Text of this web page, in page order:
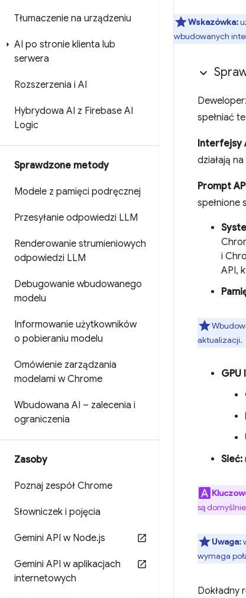
Tłumaczenie na urządzeniu
AI po stronie klienta lub
serwera
Rozszerzenia i AI
Hybrydowa AI z Firebase AI
Logic
Sprawdzone metody
Modele z pamięci podręcznej
Przesyłanie odpowiedzi LLM
Renderowanie strumieniowych
odpowiedzi LLM
Debugowanie wbudowanego
modelu
Informowanie użytkowników
o pobieraniu modelu
Omówienie zarządzania
modelami w Chrome
Wbudowana AI – zalecenia i
ograniczenia
Zasoby
Poznaj zespół Chrome
Słowniczek i pojęcia
Gemini API w Node.js
Gemini API w aplikacjach
internetowych
Wskazówka:
wbudowanych
spełniać
Interfejsy
działają
Prompt
spełnione
i
API,
aktualizacji.
GPU
Sieć:
są
Uwaga:
wymaga
Dokładny